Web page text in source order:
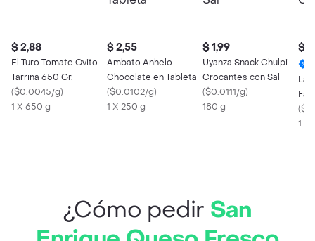
$ 2,88
El Turo Tomate Ovito
Tarrina 650 Gr.
($0.0045/g)
1 X 650 g
$ 2,55
Ambato Anhelo
Chocolate en Tableta
($0.0102/g)
1 X 250 g
$ 1,99
Uyanza Snack Chulpi
Crocantes con Sal
($0.0111/g)
180 g
$
La
(
1
¿Cómo pedir San